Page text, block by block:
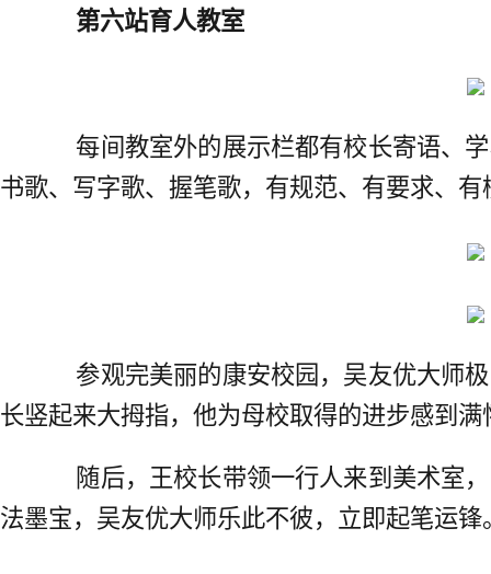
第六站育人教室
每间教室外的展示栏都有校长寄语、
书歌、写字歌、握笔歌，有规范、有要求、
参观完美丽的康安校园，吴友优大师
长竖起来大拇指，他为母校取得的进步感到
随后，王校长带领一行人来到美术室
法墨宝，吴友优大师乐此不彼，立即起笔运锋